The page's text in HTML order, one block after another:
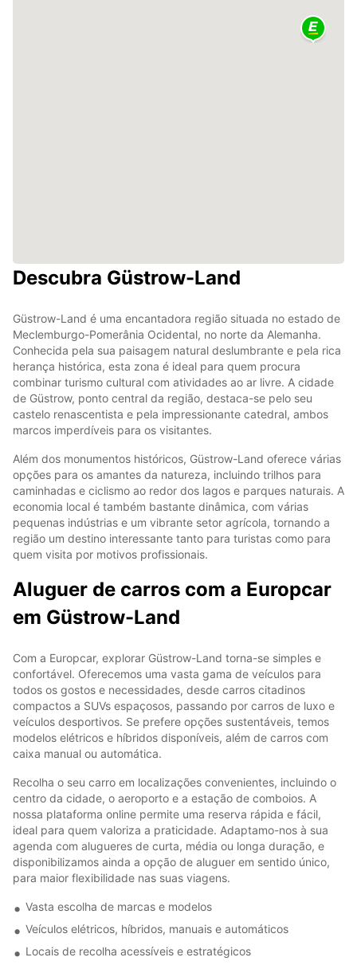
Descubra Güstrow-Land
Güstrow-Land é uma encantadora região situada no estado de
Meclemburgo-Pomerânia Ocidental, no norte da Alemanha.
Conhecida pela sua paisagem natural deslumbrante e pela rica
herança histórica, esta zona é ideal para quem procura
combinar turismo cultural com atividades ao ar livre. A cidade
de Güstrow, ponto central da região, destaca-se pelo seu
castelo renascentista e pela impressionante catedral, ambos
marcos imperdíveis para os visitantes.
Além dos monumentos históricos, Güstrow-Land oferece várias
opções para os amantes da natureza, incluindo trilhos para
caminhadas e ciclismo ao redor dos lagos e parques naturais. A
economia local é também bastante dinâmica, com várias
pequenas indústrias e um vibrante setor agrícola, tornando a
região um destino interessante tanto para turistas como para
quem visita por motivos profissionais.
Aluguer de carros com a Europcar
em Güstrow-Land
Com a Europcar, explorar Güstrow-Land torna-se simples e
confortável. Oferecemos uma vasta gama de veículos para
todos os gostos e necessidades, desde carros citadinos
compactos a SUVs espaçosos, passando por carros de luxo e
veículos desportivos. Se prefere opções sustentáveis, temos
modelos elétricos e híbridos disponíveis, além de carros com
caixa manual ou automática.
Recolha o seu carro em localizações convenientes, incluindo o
centro da cidade, o aeroporto e a estação de comboios. A
nossa plataforma online permite uma reserva rápida e fácil,
ideal para quem valoriza a praticidade. Adaptamo-nos à sua
agenda com alugueres de curta, média ou longa duração, e
disponibilizamos ainda a opção de aluguer em sentido único,
para maior flexibilidade nas suas viagens.
Vasta escolha de marcas e modelos
Veículos elétricos, híbridos, manuais e automáticos
Locais de recolha acessíveis e estratégicos